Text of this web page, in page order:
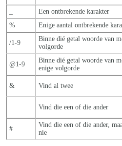
Een ontbrekende karakter
%
Enige aantal ontbrekende
/1-9
Binne dié getal woorde van
volgorde
@1-9
Binne dié getal woorde van
enige volgorde
& Vind al twee
Vind die een of die ander
#
Vind die een of die ander,
nie